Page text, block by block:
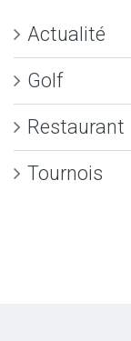
Actualité
Golf
Restaurant
Tournois